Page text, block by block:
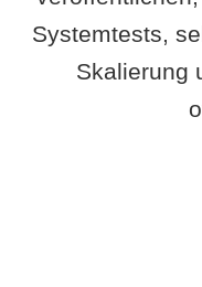
Systemtests,
Skalierung